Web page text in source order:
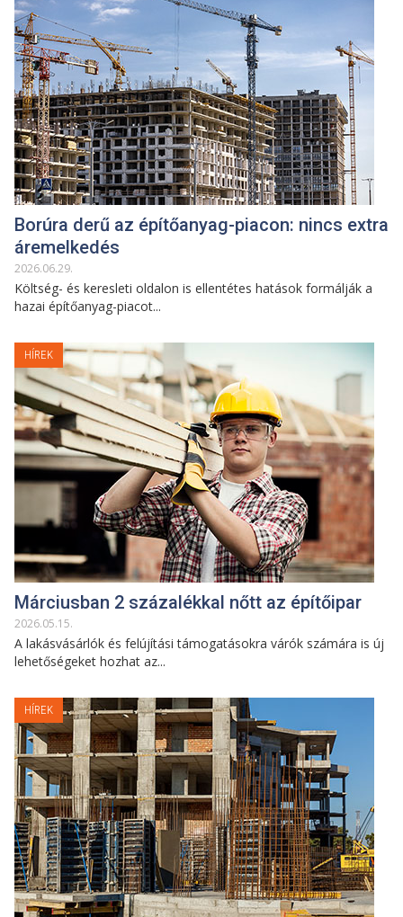
Borúra derű az építőanyag-piacon: nincs extra
áremelkedés
2026.06.29.
Költség- és keresleti oldalon is ellentétes hatások formálják a
hazai építőanyag-piacot...
HÍREK
Márciusban 2 százalékkal nőtt az építőipar
2026.05.15.
A lakásvásárlók és felújítási támogatásokra várók számára is új
lehetőségeket hozhat az...
HÍREK